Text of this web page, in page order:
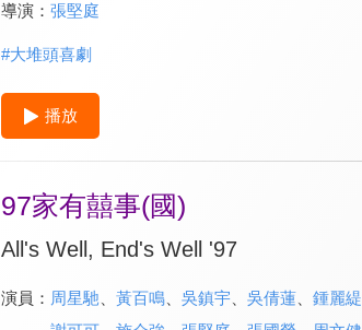
導演： 張堅庭
#大堆頭喜劇
播放
97家有囍事(國)
All's Well, End's Well '97
演員： 周星馳 黃百鳴、 吳鎮宇、 吳倩蓮、 鍾麗緹